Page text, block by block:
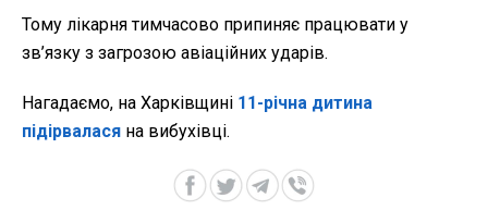
Тому лікарня тимчасово припиняє працювати у
зв’язку з загрозою авіаційних ударів.
Нагадаємо, на Харківщині 11-річна дитина
підірвалася на вибухівці.